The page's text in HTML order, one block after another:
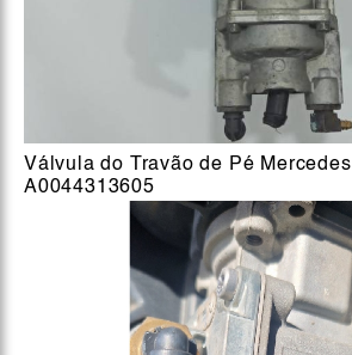
Válvula do Travão de Pé Mercedes
A0044313605